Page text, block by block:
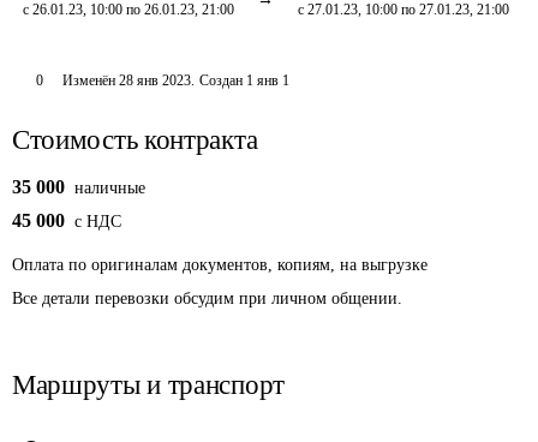
с 26.01.23, 10:00 по 26.01.23, 21:00
с 27.01.23, 10:00 по 27.01.23, 21:00
0 Изменён 28 янв 2023. Создан 1 янв 1
Стоимость контракта
35 000 наличные
45 000 c НДС
Оплата по оригиналам документов, копиям, на выгрузке
Все детали перевозки обсудим при личном общении.
Маршруты и транспорт